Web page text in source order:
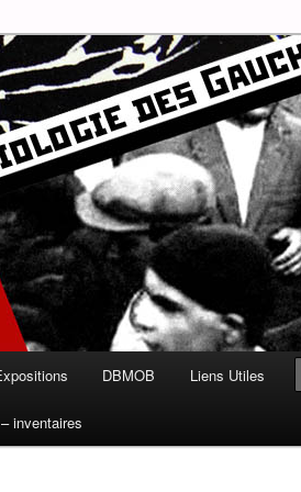
des
socialisme, trotskysme, anarchisme,
DBMOB Liens Utiles
inventaires